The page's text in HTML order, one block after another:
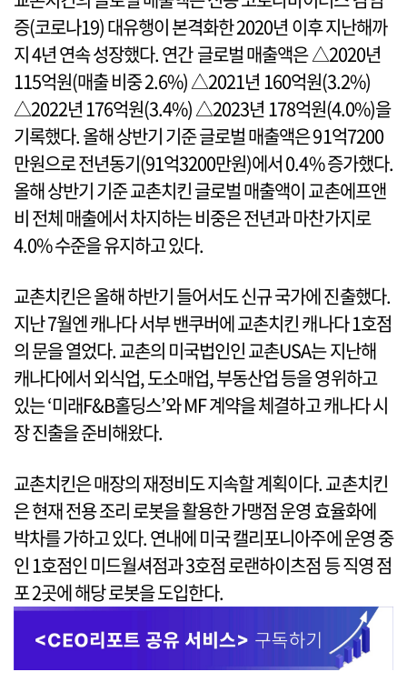
증(코로나19) 대유행이 본격화한 2020년 이후 지난해까
지 4년 연속 성장했다. 연간 글로벌 매출액은 △2020년
115억원(매출 비중 2.6%) △2021년 160억원(3.2%)
△2022년 176억원(3.4%) △2023년 178억원(4.0%)을
기록했다. 올해 상반기 기준 글로벌 매출액은 91억7200
만원으로 전년동기(91억3200만원)에서 0.4% 증가했다.
올해 상반기 기준 교촌치킨 글로벌 매출액이 교촌에프앤
비 전체 매출에서 차지하는 비중은 전년과 마찬가지로
4.0% 수준을 유지하고 있다.
교촌치킨은 올해 하반기 들어서도 신규 국가에 진출했다.
지난 7월엔 캐나다 서부 밴쿠버에 교촌치킨 캐나다 1호점
의 문을 열었다. 교촌의 미국법인인 교촌USA는 지난해
캐나다에서 외식업, 도소매업, 부동산업 등을 영위하고
있는 ‘미래F&B홀딩스’와 MF 계약을 체결하고 캐나다 시
장 진출을 준비해왔다.
교촌치킨은 매장의 재정비도 지속할 계획이다. 교촌치킨
은 현재 전용 조리 로봇을 활용한 가맹점 운영 효율화에
박차를 가하고 있다. 연내에 미국 캘리포니아주에 운영 중
인 1호점인 미드월셔점과 3호점 로랜하이츠점 등 직영 점
포 2곳에 해당 로봇을 도입한다.